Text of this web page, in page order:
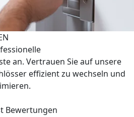
an. Vertrauen Sie auf unsere
effizient zu wechseln und
Bewertungen